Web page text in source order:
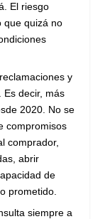
El riesgo
que quizá no
y
Es decir, más
2020. No se
compromisos
comprador,
abrir
de
prometido.
siempre a